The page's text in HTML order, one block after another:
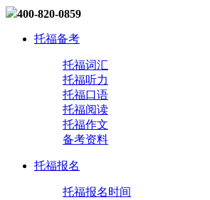
400-820-0859
托福备考
托福词汇
托福听力
托福口语
托福阅读
托福作文
备考资料
托福报名
托福报名时间